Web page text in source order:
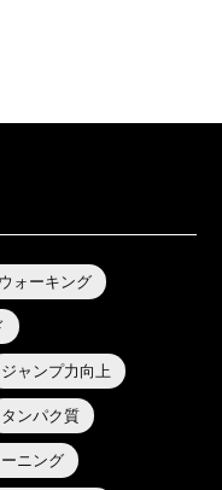
ウォーキング
ジャンプ力向上
タンパク質
ーニング